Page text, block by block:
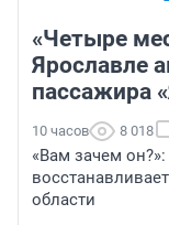
«Четыре
Ярославле
пассажира
10 часов 8 018
«Вам зачем
области